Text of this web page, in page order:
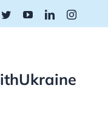
TwitterYouTubeLinkedIn